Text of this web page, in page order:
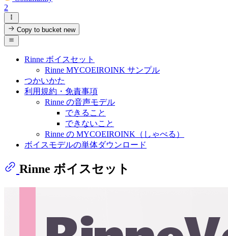
2
Copy to bucketnew
Rinne ボイスセット
Rinne MYCOEIROINK サンプル
つかいかた
利用規約・免責事項
Rinne の音声モデル
できること
できないこと
Rinne の MYCOEIROINK（しゃべる）
ボイスモデルの単体ダウンロード
Rinne ボイスセット